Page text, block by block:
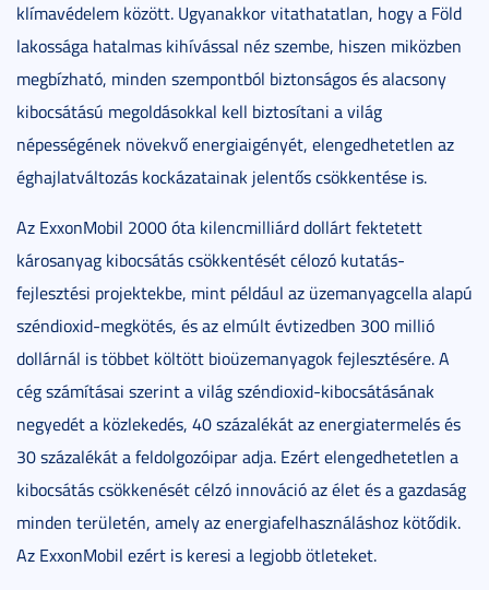
klímavédelem között. Ugyanakkor vitathatatlan, hogy a Föld
lakossága hatalmas kihívással néz szembe, hiszen miközben
megbízható, minden szempontból biztonságos és alacsony
kibocsátású megoldásokkal kell biztosítani a világ
népességének növekvő energiaigényét, elengedhetetlen az
éghajlatváltozás kockázatainak jelentős csökkentése is.
Az ExxonMobil 2000 óta kilencmilliárd dollárt fektetett
károsanyag kibocsátás csökkentését célozó kutatás-
fejlesztési projektekbe, mint például az üzemanyagcella alapú
széndioxid-megkötés, és az elmúlt évtizedben 300 millió
dollárnál is többet költött bioüzemanyagok fejlesztésére. A
cég számításai szerint a világ széndioxid-kibocsátásának
negyedét a közlekedés, 40 százalékát az energiatermelés és
30 százalékát a feldolgozóipar adja. Ezért elengedhetetlen a
kibocsátás csökkenését célzó innováció az élet és a gazdaság
minden területén, amely az energiafelhasználáshoz kötődik.
Az ExxonMobil ezért is keresi a legjobb ötleteket.